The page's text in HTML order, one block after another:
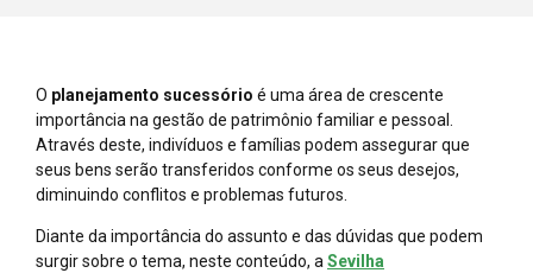
O planejamento sucessório é uma área de crescente
importância na gestão de patrimônio familiar e pessoal.
Através deste, indivíduos e famílias podem assegurar que
seus bens serão transferidos conforme os seus desejos,
diminuindo conflitos e problemas futuros.
Diante da importância do assunto e das dúvidas que podem
surgir sobre o tema, neste conteúdo, a Sevilha